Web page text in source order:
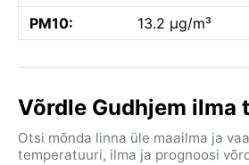
PM10:
13.2 µg/m³
Võrdle Gudhjem ilma
Otsi mõnda linna üle maailma ja
temperatuuri, ilma ja prognoosi